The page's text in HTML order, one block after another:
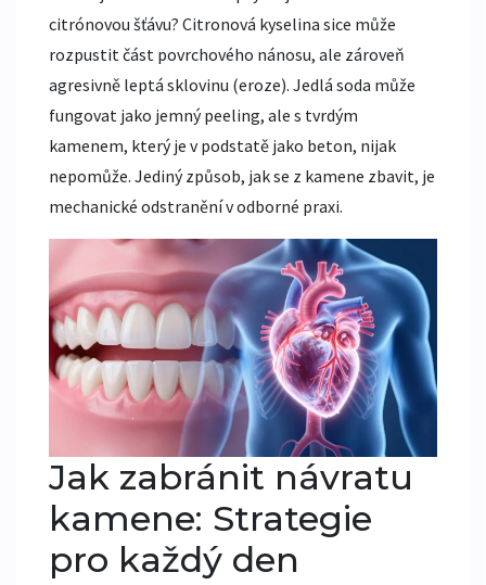
citrónovou šťávu? Citronová kyselina sice může
rozpustit část povrchového nánosu, ale zároveň
agresivně leptá sklovinu (eroze). Jedlá soda může
fungovat jako jemný peeling, ale s tvrdým
kamenem, který je v podstatě jako beton, nijak
nepomůže. Jediný způsob, jak se z kamene zbavit, je
mechanické odstranění v odborné praxi.
Jak zabránit návratu
kamene: Strategie
pro každý den